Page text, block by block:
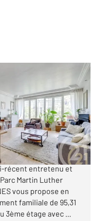
€
Berthier,
récent entretenu et
Martin Luther
vous propose en
familiale de 95,31
3ème étage avec ...